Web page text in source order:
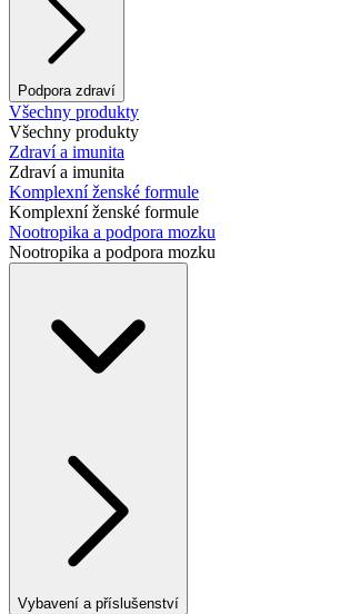
Podpora zdraví
Všechny produkty
Všechny produkty
Zdraví a imunita
Zdraví a imunita
Komplexní ženské formule
Komplexní ženské formule
Nootropika a podpora mozku
Nootropika a podpora mozku
Vybavení a příslušenství